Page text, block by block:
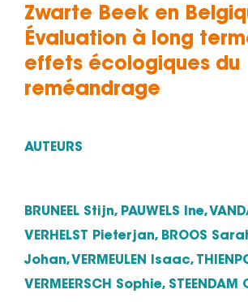
Zwarte Beek en
Évaluation à long
effets écologiques du
reméandrage
AUTEURS
BRUNEEL Stijn, PAUWELS Ine,
VERHELST Pieterjan, BROOS
Johan, VERMEULEN Isaac,
VERMEERSCH Sophie,